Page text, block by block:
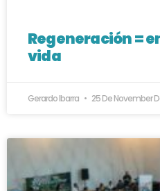
Regeneración =
vida
Gerardo Ibarra 25 De November